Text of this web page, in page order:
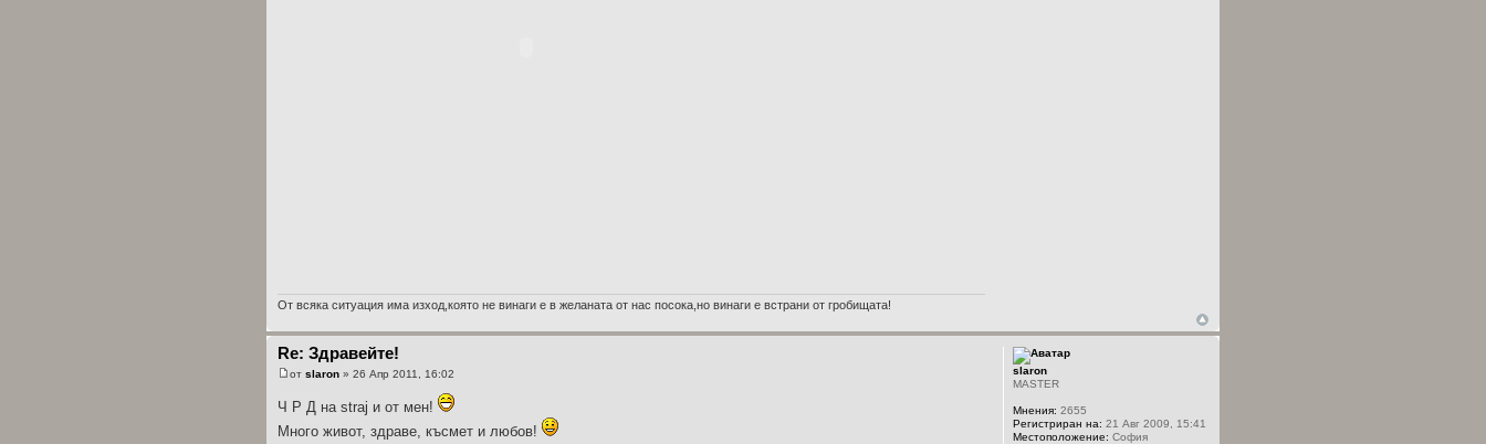
От всяка ситуация има изход,която не винаги е в желаната от нас посока,но винаги е встрани от гробищата!
Re: Здравейте!
от slaron » 26 Апр 2011, 16:02
Ч Р Д на straj и от мен!
Много живот, здраве, късмет и любов!
slaron
MASTER
Мнения: 2655
Регистриран на: 21 Авг 2009, 15:41
Местоположение: София